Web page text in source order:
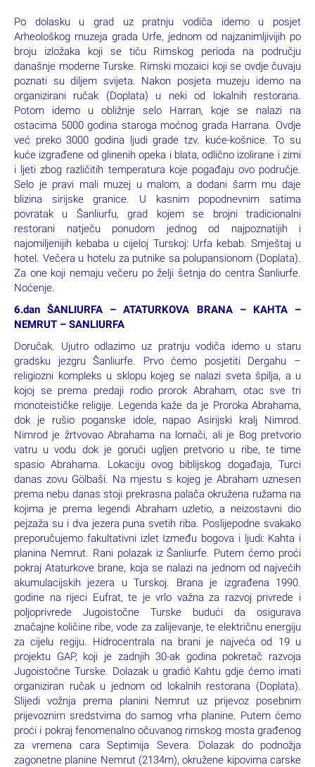
Po dolasku u grad uz pratnju vodiča idemo u posjet
Arheološkog muzeja grada Urfe, jednom od najzanimljivijih po
broju izložaka koji se tiču Rimskog perioda na području
današnje moderne Turske. Rimski mozaici koji se ovdje čuvaju
poznati su diljem svijeta. Nakon posjeta muzeju idemo na
organizirani ručak (Doplata) u neki od lokalnih restorana.
Potom idemo u obližnje selo Harran, koje se nalazi na
ostacima 5000 godina staroga moćnog grada Harrana. Ovdje
već preko 3000 godina ljudi grade tzv. kuće-košnice. To su
kuće izgrađene od glinenih opeka i blata, odlično izolirane i zimi
i ljeti zbog različitih temperatura koje pogađaju ovo područje.
Selo je pravi mali muzej u malom, a dodani šarm mu daje
blizina sirijske granice. U kasnim popodnevnim satima
povratak u Šanliurfu, grad kojem se brojni tradicionalni
restorani natječu ponudom jednog od najpoznatijih i
najomiljenijih kebaba u cijeloj Turskoj: Urfa kebab. Smještaj u
hotel. Večera u hotelu za putnike sa polupansionom (Doplata).
Za one koji nemaju večeru po želji šetnja do centra Šanliurfe.
Noćenje.
6.dan ŠANLIURFA – ATATURKOVA BRANA – KAHTA –
NEMRUT – SANLIURFA
Doručak. Ujutro odlazimo uz pratnju vodiča idemo u staru
gradsku jezgru Šanliurfe. Prvo ćemo posjetiti Dergahu –
religiozni kompleks u sklopu kojeg se nalazi sveta špilja, a u
kojoj se prema predaji rodio prorok Abraham, otac sve tri
monoteističke religije. Legenda kaže da je Proroka Abrahama,
dok je rušio poganske idole, napao Asirijski kralj Nimrod.
Nimrod je žrtvovao Abrahama na lomači, ali je Bog pretvorio
vatru u vodu dok je gorući ugljen pretvorio u ribe, te time
spasio Abrahama. Lokaciju ovog biblijskog događaja, Turci
danas zovu Gölbaši. Na mjestu s kojeg je Abraham uznesen
prema nebu danas stoji prekrasna palača okružena ružama na
kojima je prema legendi Abraham uzletio, a neizostavni dio
pejzaža su i dva jezera puna svetih riba. Poslijepodne svakako
preporučujemo fakultativni izlet Između bogova i ljudi: Kahta i
planina Nemrut. Rani polazak iz Šanliurfe. Putem ćemo proći
pokraj Ataturkove brane, koja se nalazi na jednom od najvećih
akumulacijskih jezera u Turskoj. Brana je izgrađena 1990.
godine na rijeci Eufrat, te je vrlo važna za razvoj privrede i
poljoprivrede Jugoistočne Turske budući da osigurava
značajne količine ribe, vode za zalijevanje, te električnu energiju
za cijelu regiju. Hidrocentrala na brani je najveća od 19 u
projektu GAP, koji je zadnjih 30-ak godina pokretač razvoja
Jugoistočne Turske. Dolazak u gradić Kahtu gdje ćemo imati
organiziran ručak u jednom od lokalnih restorana (Doplata).
Slijedi vožnja prema planini Nemrut uz prijevoz posebnim
prijevoznim sredstvima do samog vrha planine. Putem ćemo
proći i pokraj fenomenalno očuvanog rimskog mosta građenog
za vremena cara Septimija Severa. Dolazak do podnožja
zagonetne planine Nemrut (2134m), okružene kipovima carske